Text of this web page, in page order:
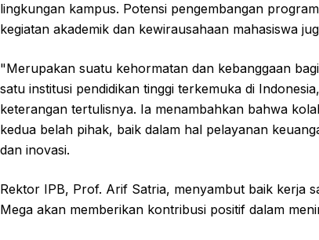
lingkungan kampus. Potensi pengembangan
kegiatan akademik dan kewirausahaan mahasiswa
"Merupakan suatu kehormatan dan kebanggaan
satu institusi pendidikan tinggi terkemuka di
keterangan tertulisnya. Ia menambahkan bahwa
kedua belah pihak, baik dalam hal pelayanan
dan inovasi.
Rektor IPB, Prof. Arif Satria, menyambut baik kerja
Mega akan memberikan kontribusi positif dalam